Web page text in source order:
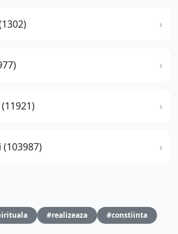
#realizeaza
#constiinta